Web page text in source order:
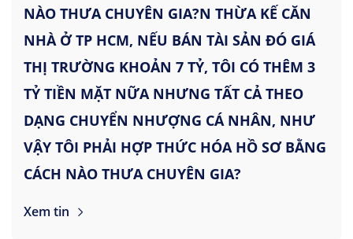
NÀO THƯA CHUYÊN GIA?N THỪA KẾ CĂN
NHÀ Ở TP HCM, NẾU BÁN TÀI SẢN ĐÓ GIÁ
THỊ TRƯỜNG KHOẢN 7 TỶ, TÔI CÓ THÊM 3
TỶ TIỀN MẶT NỮA NHƯNG TẤT CẢ THEO
DẠNG CHUYỂN NHƯỢNG CÁ NHÂN, NHƯ
VẬY TÔI PHẢI HỢP THỨC HÓA HỒ SƠ BẰNG
CÁCH NÀO THƯA CHUYÊN GIA?
Xem tin